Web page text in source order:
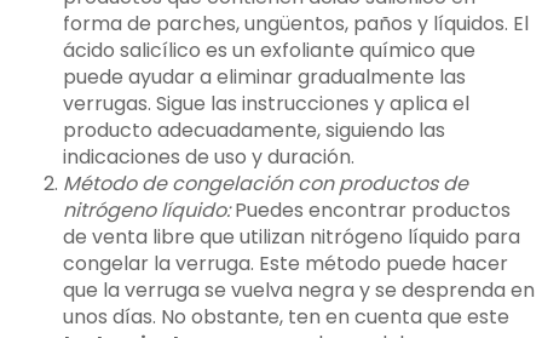
forma de parches, ungüentos, paños y líquidos. El
ácido salicílico es un exfoliante químico que
puede ayudar a eliminar gradualmente las
verrugas. Sigue las instrucciones y aplica el
producto adecuadamente, siguiendo las
indicaciones de uso y duración.
Método de congelación con productos de
nitrógeno líquido:Puedes encontrar productos
de venta libre que utilizan nitrógeno líquido para
congelar la verruga. Este método puede hacer
que la verruga se vuelva negra y se desprenda en
unos días. No obstante, ten en cuenta que este